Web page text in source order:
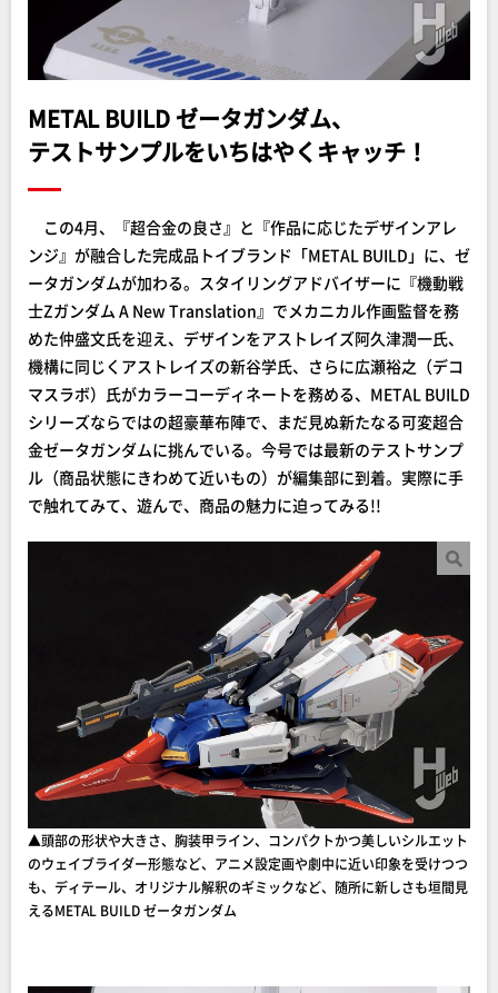
METAL BUILD ゼータガンダム、
テストサンプルをいちはやくキャッチ！
この4月、『超合金の良さ』と『作品に応じたデザインアレ
ンジ』が融合した完成品トイブランド「METAL BUILD」に、ゼ
ータガンダムが加わる。スタイリングアドバイザーに『機動戦
士Ζガンダム A New Translation』でメカニカル作画監督を務
めた仲盛文氏を迎え、デザインをアストレイズ阿久津潤一氏、
機構に同じくアストレイズの新谷学氏、さらに広瀬裕之（デコ
マスラボ）氏がカラーコーディネートを務める、METAL BUILD
シリーズならではの超豪華布陣で、まだ見ぬ新たなる可変超合
金ゼータガンダムに挑んでいる。今号では最新のテストサンプ
ル（商品状態にきわめて近いもの）が編集部に到着。実際に手
で触れてみて、遊んで、商品の魅力に迫ってみる!!
▲頭部の形状や大きさ、胸装甲ライン、コンパクトかつ美しいシルエット
のウェイブライダー形態など、アニメ設定画や劇中に近い印象を受けつつ
も、ディテール、オリジナル解釈のギミックなど、随所に新しさも垣間見
えるMETAL BUILD ゼータガンダム